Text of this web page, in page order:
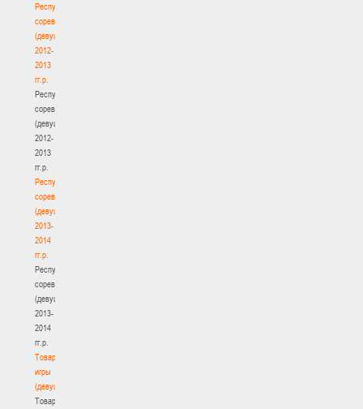
Республиканские
соревнования
(девушки)
2012-
2013
гг.р.
Республиканские
соревнования
(девушки)
2012-
2013
гг.р.
Республиканские
соревнования
(девушки)
2013-
2014
гг.р.
Республиканские
соревнования
(девушки)
2013-
2014
гг.р.
Товарищеские
игры
(девушки)
Товарищеские